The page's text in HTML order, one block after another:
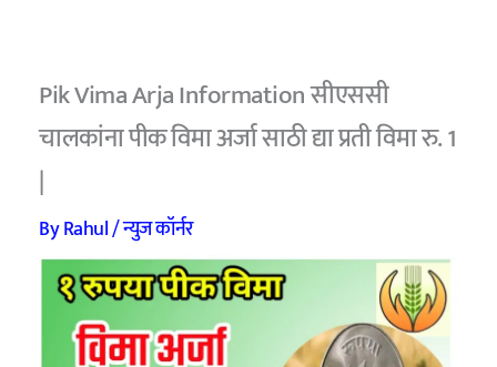
Pik Vima Arja Information सीएससी
चालकांना पीक विमा अर्जा साठी द्या प्रती विमा रु. 1
|
ByRahul/न्युज कॉर्नर